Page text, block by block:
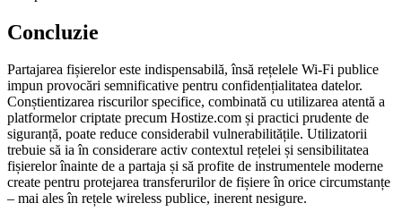
Concluzie
Partajarea fișierelor este indispensabilă, însă rețelele Wi-Fi publice
impun provocări semnificative pentru confidențialitatea datelor.
Conștientizarea riscurilor specifice, combinată cu utilizarea atentă a
platformelor criptate precum Hostize.com și practici prudente de
siguranță, poate reduce considerabil vulnerabilitățile. Utilizatorii
trebuie să ia în considerare activ contextul rețelei și sensibilitatea
fișierelor înainte de a partaja și să profite de instrumentele moderne
create pentru protejarea transferurilor de fișiere în orice circumstanțe
– mai ales în rețele wireless publice, inerent nesigure.